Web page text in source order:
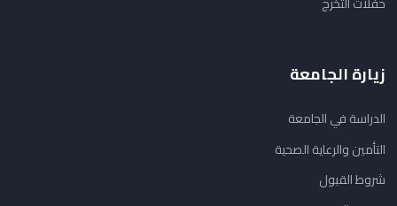
زيارة الجامعة
الدراسة في الجامعة
التأمين والرعاية الصحية
شروط القبول